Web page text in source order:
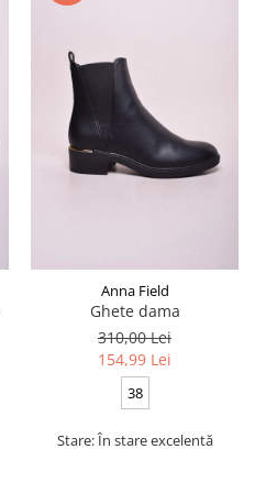
Anna Field
Ghete dama
310,00 Lei
154,99 Lei
38
Stare: În stare excelentă